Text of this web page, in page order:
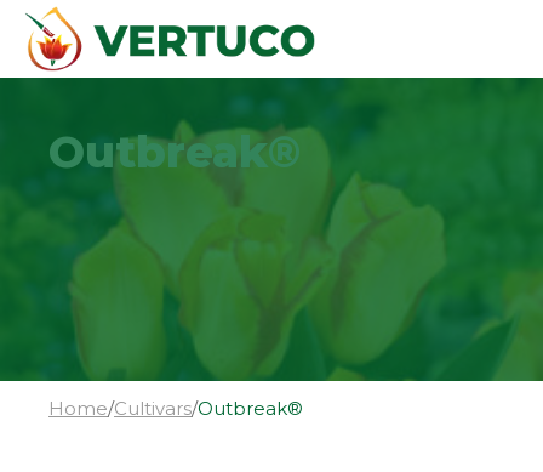
Outbreak®
Home/Cultivars/Outbreak®